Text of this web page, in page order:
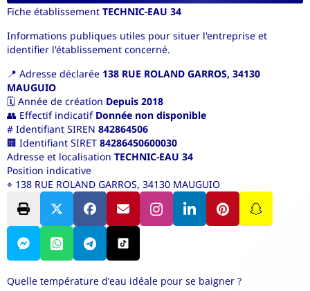
Fiche établissement TECHNIC-EAU 34
Informations publiques utiles pour situer l'entreprise et
identifier l'établissement concerné.
📍 Adresse déclarée 138 RUE ROLAND GARROS, 34130
MAUGUIO
🗓️ Année de création Depuis 2018
👥 Effectif indicatif Donnée non disponible
# Identifiant SIREN 842864506
🏢 Identifiant SIRET 84286450600030
Adresse et localisation TECHNIC-EAU 34
Position indicative
⌖ 138 RUE ROLAND GARROS, 34130 MAUGUIO
Quelle température d’eau idéale pour se baigner ?